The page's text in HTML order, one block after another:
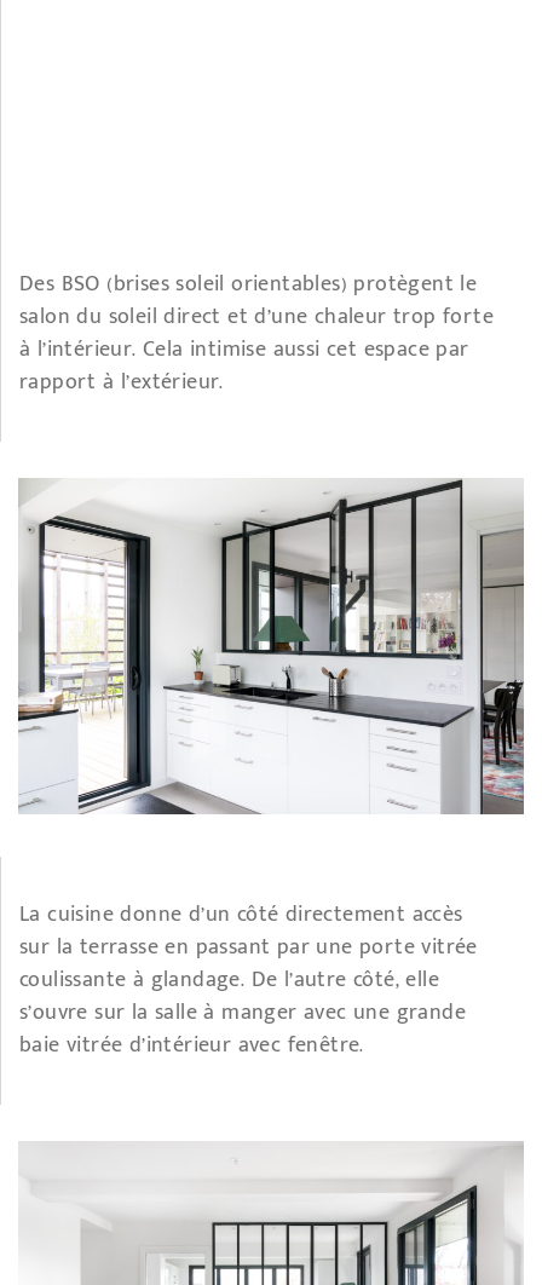
Des BSO (brises soleil orientables) protègent le
salon du soleil direct et d’une chaleur trop forte
à l’intérieur. Cela intimise aussi cet espace par
rapport à l’extérieur.
La cuisine donne d’un côté directement accès
sur la terrasse en passant par une porte vitrée
coulissante à glandage. De l’autre côté, elle
s’ouvre sur la salle à manger avec une grande
baie vitrée d’intérieur avec fenêtre.